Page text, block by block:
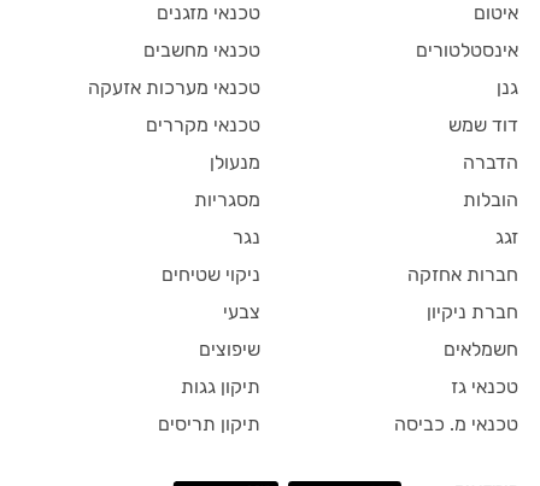
איטום
אינסטלטורים
גנן
דוד שמש
הדברה
הובלות
זגג
חברות אחזקה
חברת ניקיון
חשמלאים
טכנאי גז
טכנאי מ. כביסה
טכנאי מזגנים
טכנאי מחשבים
טכנאי מערכות אזעקה
טכנאי מקררים
מנעולן
מסגריות
נגר
ניקוי שטיחים
צבעי
שיפוצים
תיקון גגות
תיקון תריסים